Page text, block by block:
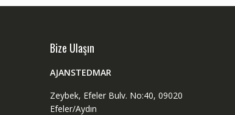
Bize Ulaşın
AJANSTEDMAR
Zeybek, Efeler Bulv. No:40, 09020
Efeler/Aydın